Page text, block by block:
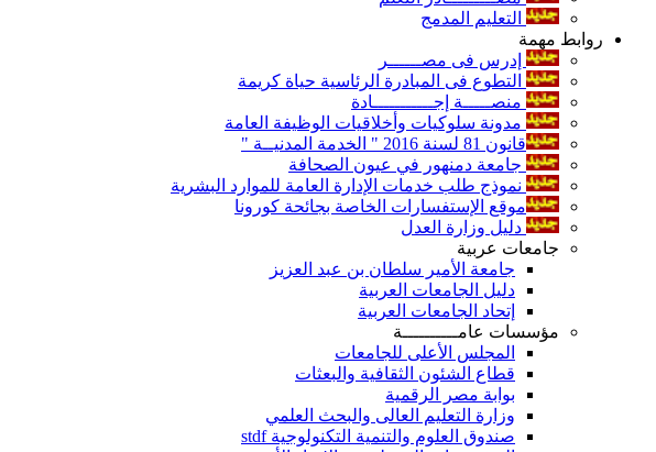
التعليم المدمج
روابط مهمة
إدرس فى مصــــــر
التطوع فى المبادرة الرئاسية حياة كريمة
منصـــــة إجـــــــــــادة
مدونة سلوكيات وأخلاقيات الوظيفة العامة
قانون 81 لسنة 2016 " الخدمة المدنيــة "
جامعة دمنهور في عيون الصحافة
نموذج طلب خدمات الإدارة العامة للموارد البشرية
موقع الإستفسارات الخاصة بجائحة كورونا
دليل وزارة العدل
جامعات عربية
جامعة الأمير سلطان بن عبد العزيز
دليل الجامعات العربية
إتحاد الجامعات العربية
مؤسسات عامــــــــــة
المجلس الأعلى للجامعات
قطاع الشئون الثقافية والبعثات
بوابة مصر الرقمية
وزارة التعليم العالى والبحث العلمي
صندوق العلوم والتنمية التكنولوجية stdf